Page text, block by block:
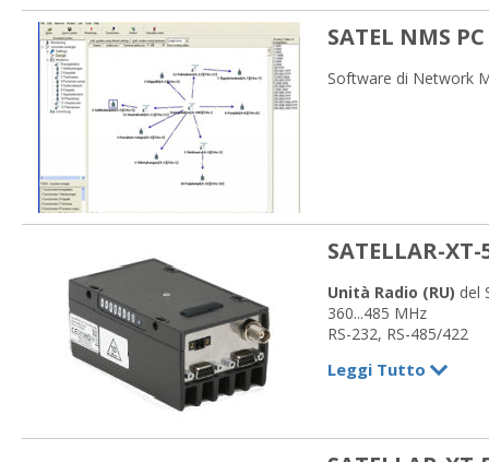
SATEL NMS
Software di Network
SATELLAR-XT-
Unità Radio (RU) del
360...485 MHz
RS-232, RS-485/422
Disponibile nelle
Leggi Tutto